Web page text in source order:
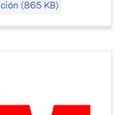
(865 KB)